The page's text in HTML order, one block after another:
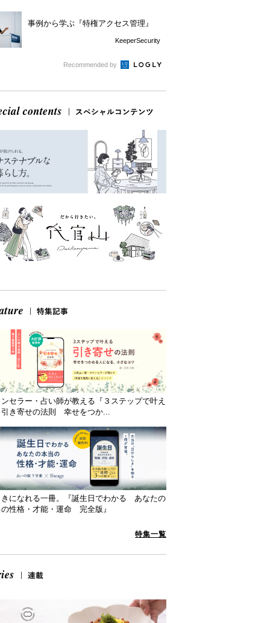
事例から学ぶ『特権アクセス管理』
KeeperSecurity
Recommended by
セラー・占い師が教える『３ステップで叶え
き寄せの法則 幸せをつか...
きになれる一冊。『誕生日でわかる あなたの
性格・才能・運命 完全版』
特集一覧